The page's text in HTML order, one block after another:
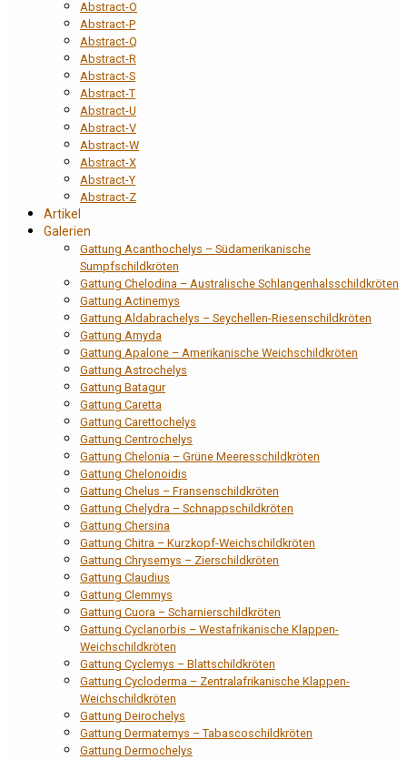
Abstract-O
Abstract-P
Abstract-Q
Abstract-R
Abstract-S
Abstract-T
Abstract-U
Abstract-V
Abstract-W
Abstract-X
Abstract-Y
Abstract-Z
Artikel
Galerien
Gattung Acanthochelys – Südamerikanische
Sumpfschildkröten
Gattung Chelodina – Australische Schlangenhalsschildkröten
Gattung Actinemys
Gattung Aldabrachelys – Seychellen-Riesenschildkröten
Gattung Amyda
Gattung Apalone – Amerikanische Weichschildkröten
Gattung Astrochelys
Gattung Batagur
Gattung Caretta
Gattung Carettochelys
Gattung Centrochelys
Gattung Chelonia – Grüne Meeresschildkröten
Gattung Chelonoidis
Gattung Chelus – Fransenschildkröten
Gattung Chelydra – Schnappschildkröten
Gattung Chersina
Gattung Chitra – Kurzkopf-Weichschildkröten
Gattung Chrysemys – Zierschildkröten
Gattung Claudius
Gattung Clemmys
Gattung Cuora – Scharnierschildkröten
Gattung Cyclanorbis – Westafrikanische Klappen-
Weichschildkröten
Gattung Cyclemys – Blattschildkröten
Gattung Cycloderma – Zentralafrikanische Klappen-
Weichschildkröten
Gattung Deirochelys
Gattung Dermatemys – Tabascoschildkröten
Gattung Dermochelys